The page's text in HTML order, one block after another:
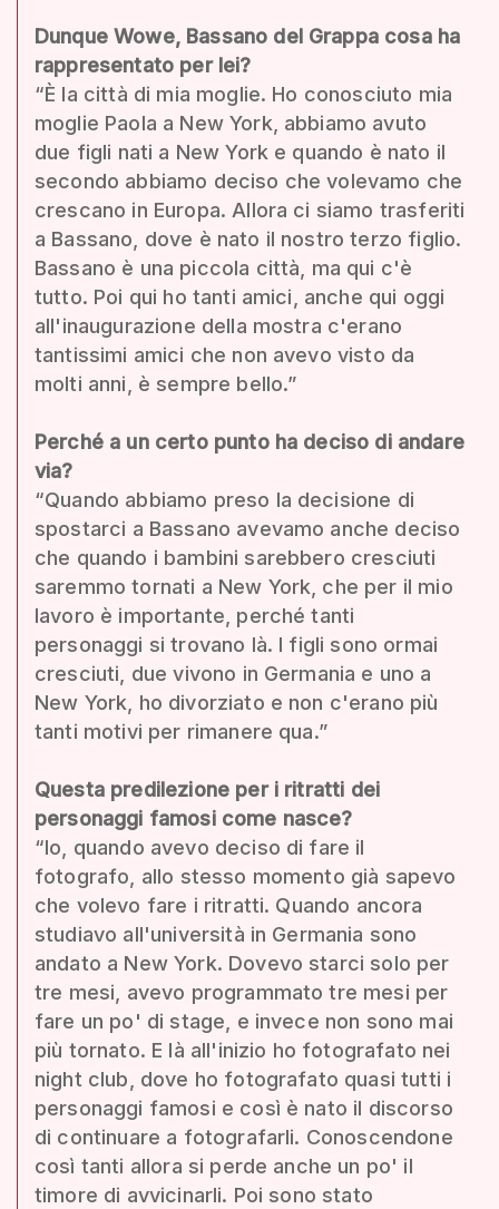
Dunque Wowe, Bassano del Grappa cosa ha
rappresentato per lei?
“È la città di mia moglie. Ho conosciuto mia
moglie Paola a New York, abbiamo avuto
due figli nati a New York e quando è nato il
secondo abbiamo deciso che volevamo che
crescano in Europa. Allora ci siamo trasferiti
a Bassano, dove è nato il nostro terzo figlio.
Bassano è una piccola città, ma qui c'è
tutto. Poi qui ho tanti amici, anche qui oggi
all'inaugurazione della mostra c'erano
tantissimi amici che non avevo visto da
molti anni, è sempre bello.”
Perché a un certo punto ha deciso di andare
via?
“Quando abbiamo preso la decisione di
spostarci a Bassano avevamo anche deciso
che quando i bambini sarebbero cresciuti
saremmo tornati a New York, che per il mio
lavoro è importante, perché tanti
personaggi si trovano là. I figli sono ormai
cresciuti, due vivono in Germania e uno a
New York, ho divorziato e non c'erano più
tanti motivi per rimanere qua.”
Questa predilezione per i ritratti dei
personaggi famosi come nasce?
“Io, quando avevo deciso di fare il
fotografo, allo stesso momento già sapevo
che volevo fare i ritratti. Quando ancora
studiavo all'università in Germania sono
andato a New York. Dovevo starci solo per
tre mesi, avevo programmato tre mesi per
fare un po' di stage, e invece non sono mai
più tornato. E là all'inizio ho fotografato nei
night club, dove ho fotografato quasi tutti i
personaggi famosi e così è nato il discorso
di continuare a fotografarli. Conoscendone
così tanti allora si perde anche un po' il
timore di avvicinarli. Poi sono stato